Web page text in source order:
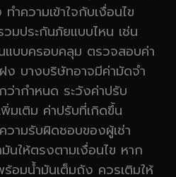
ำความเข้าใจกับเงื่อนไข
มประกันภัยแบบไหน เช่น
แบบครอบคลุม ตรวจสอบค่า
ง บางบริษัทอาจมีค่ามัดจำ
ากำหนด ระวังค่าปรับ
พิ่มเติม ค่าปรับที่เกิดขึ้น
วามรับผิดชอบของผู้เช่า
นให้ตรงตามเงื่อนไข หาก
อมน้ำมันเต็มถัง ควรเติมให้